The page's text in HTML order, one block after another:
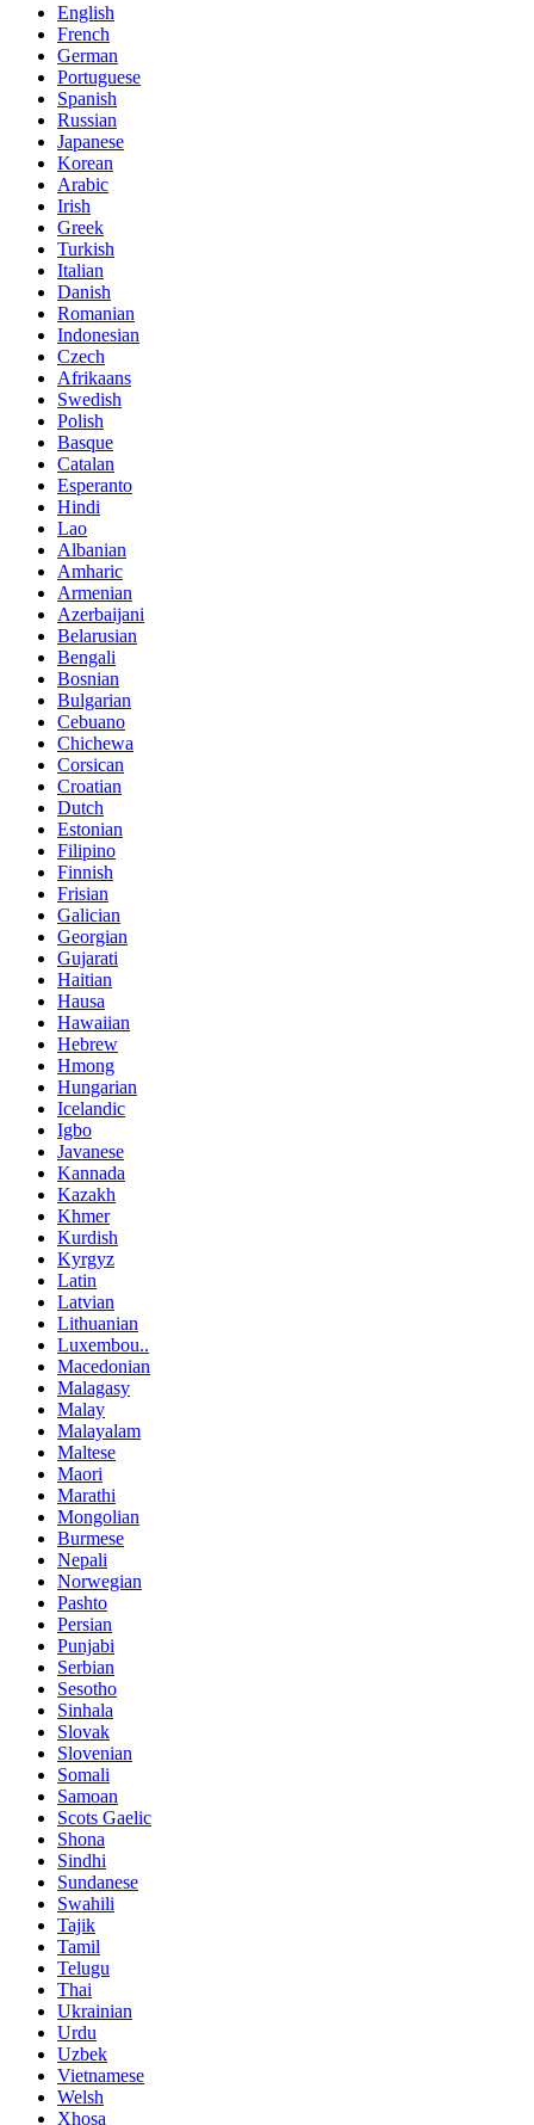
English
French
German
Portuguese
Spanish
Russian
Japanese
Korean
Arabic
Irish
Greek
Turkish
Italian
Danish
Romanian
Indonesian
Czech
Afrikaans
Swedish
Polish
Basque
Catalan
Esperanto
Hindi
Lao
Albanian
Amharic
Armenian
Azerbaijani
Belarusian
Bengali
Bosnian
Bulgarian
Cebuano
Chichewa
Corsican
Croatian
Dutch
Estonian
Filipino
Finnish
Frisian
Galician
Georgian
Gujarati
Haitian
Hausa
Hawaiian
Hebrew
Hmong
Hungarian
Icelandic
Igbo
Javanese
Kannada
Kazakh
Khmer
Kurdish
Kyrgyz
Latin
Latvian
Lithuanian
Luxembou..
Macedonian
Malagasy
Malay
Malayalam
Maltese
Maori
Marathi
Mongolian
Burmese
Nepali
Norwegian
Pashto
Persian
Punjabi
Serbian
Sesotho
Sinhala
Slovak
Slovenian
Somali
Samoan
Scots Gaelic
Shona
Sindhi
Sundanese
Swahili
Tajik
Tamil
Telugu
Thai
Ukrainian
Urdu
Uzbek
Vietnamese
Welsh
Xhosa